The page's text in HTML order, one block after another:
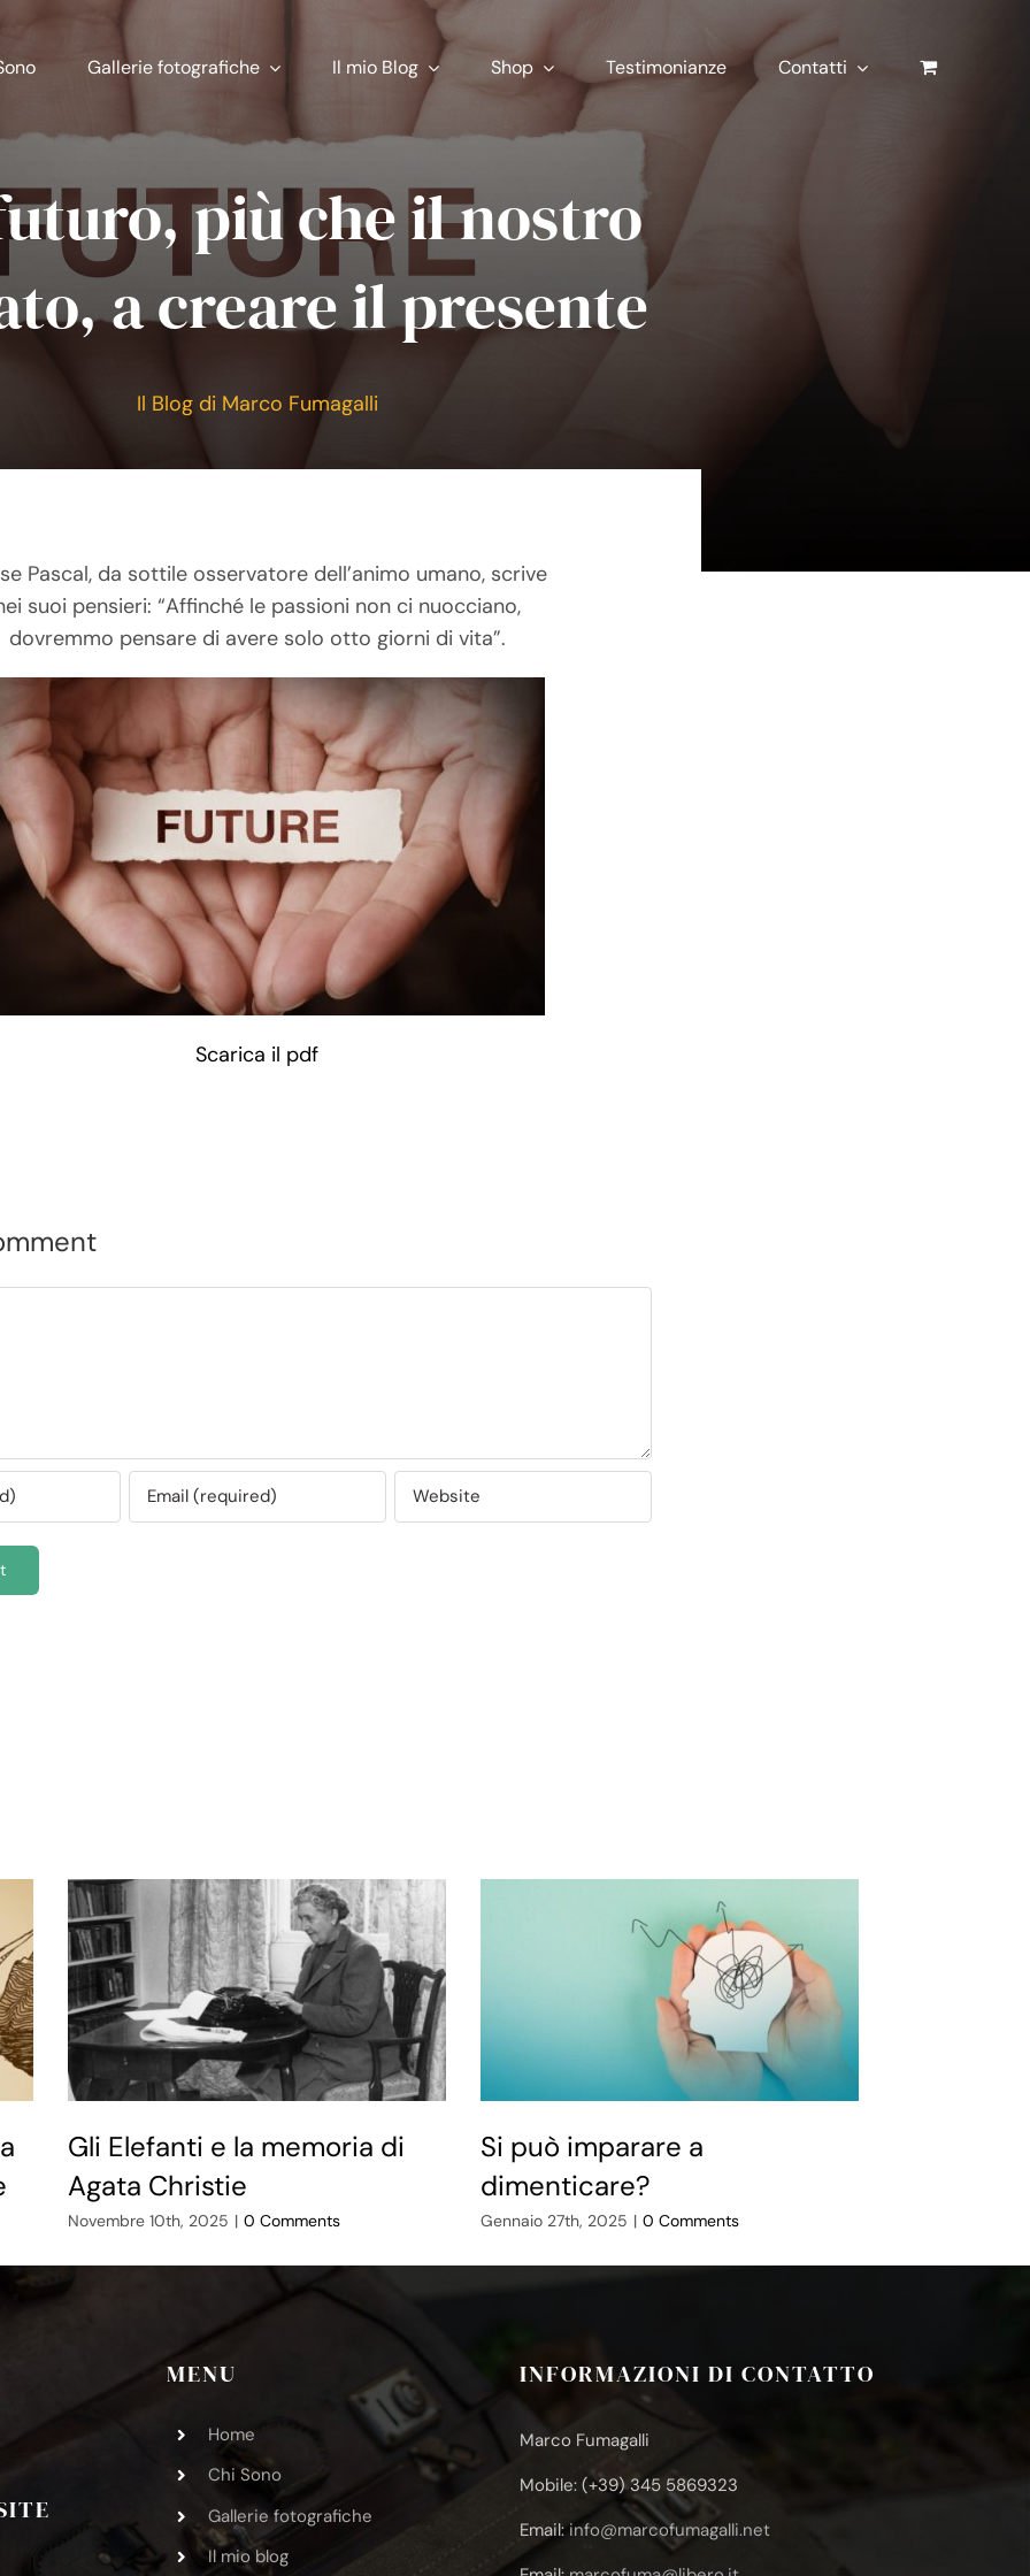
Gallerie fotografiche Il mio Blog Shop Testimonianze Contatti
più che il nostro
a creare il presente
Il Blog di Marco Fumagalli
Pascal, da sottile osservatore dell’animo umano, scrive
suoi pensieri: “Affinché le passioni non ci nuocciano,
dovremmo pensare di avere solo otto giorni di vita”.
Scarica il pdf
Gli Elefanti e la memoria di
Agata Christie
Novembre 10th, 2025 | 0 Comments
Si può imparare a
dimenticare?
Gennaio 27th, 2025 | 0 Comments
MENU
Home
Chi Sono
Gallerie fotografiche
Il mio blog
INFORMAZIONI DI CONTATTO
Marco Fumagalli
Mobile: (+39) 345 5869323
Email: info@marcofumagalli.net